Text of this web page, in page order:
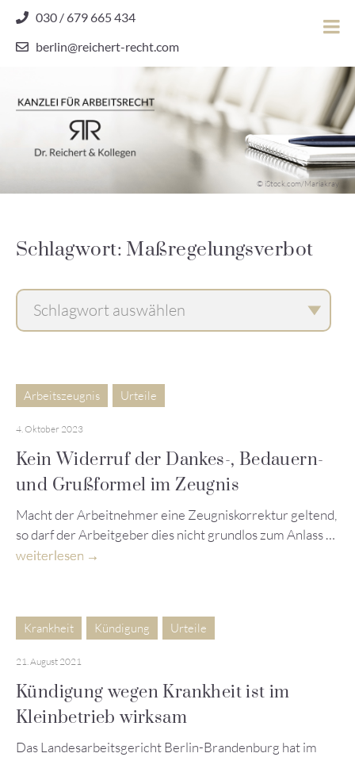
content
030 / 679 665 434
berlin@reichert-recht.com
Dr.
Reichert
Arbeitsrecht
© iStock.com/Mariakray
Schlagwort: Maßregelungsverbot
Arbeitszeugnis Urteile
4. Oktober 2023
Kein Widerruf der Dankes-, Bedauern-
und Grußformel im Zeugnis
Macht der Arbeitnehmer eine Zeugniskorrektur geltend,
so darf der Arbeitgeber dies nicht grundlos zum Anlass …
weiterlesen
Krankheit Kündigung Urteile
21. August 2021
Kündigung wegen Krankheit ist im
Kleinbetrieb wirksam
Das Landesarbeitsgericht Berlin-Brandenburg hat im